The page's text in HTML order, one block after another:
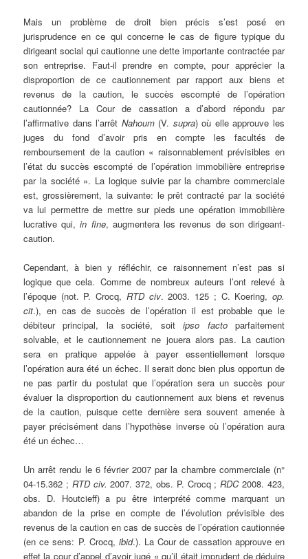
Mais un problème de droit bien précis s’est posé en
jurisprudence en ce qui concerne le cas de figure typique du
dirigeant social qui cautionne une dette importante contractée par
son entreprise. Faut-il prendre en compte, pour apprécier la
disproportion de ce cautionnement par rapport aux biens et
revenus de la caution, le succès escompté de l’opération
cautionnée? La Cour de cassation a d’abord répondu par
l’affirmative dans l’arrêt Nahoum(V. supra) où elle approuve les
juges du fond d’avoir pris en compte les facultés de
remboursement de la caution « raisonnablement prévisibles en
l’état du succès escompté de l’opération immobilière entreprise
par la société ». La logique suivie par la chambre commerciale
est, grossièrement, la suivante: le prêt contracté par la société
va lui permettre de mettre sur pieds une opération immobilière
lucrative qui,in fine, augmentera les revenus de son dirigeant-
caution.
Cependant, à bien y réfléchir, ce raisonnement n’est pas si
logique que cela. Comme de nombreux auteurs l’ont relevé à
l’époque (not. P. Crocq, RTD civ. 2003. 125 ; C. Koering, op.
cit.), en cas de succès de l’opération il est probable que le
débiteur principal, la société, soitipso factoparfaitement
solvable, et le cautionnement ne jouera alors pas. La caution
sera en pratique appelée à payer essentiellement lorsque
l’opération aura été un échec. Il serait donc bien plus opportun de
ne pas partir du postulat que l’opération sera un succès pour
évaluer la disproportion du cautionnement aux biens et revenus
de la caution, puisque cette dernière sera souvent amenée à
payer précisément dans l’hypothèse inverse où l’opération aura
été un échec…
Un arrêt rendu le 6 février 2007 par la chambre commerciale (n°
04-15.362 ; RTD civ. 2007. 372, obs. P. Crocq ;RDC2008. 423,
obs. D. Houtcieff) a pu être interprété comme marquant un
abandon de la prise en compte de l’évolution prévisible des
revenus de la caution en cas de succès de l’opération cautionnée
(en ce sens: P. Crocq, ibid.). La Cour de cassation approuve en
effet la cour d’appel d’avoir jugé « qu’il était imprudent de déduire